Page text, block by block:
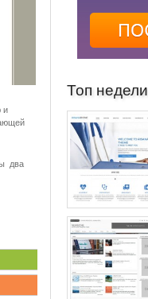
и
два
Топ недели